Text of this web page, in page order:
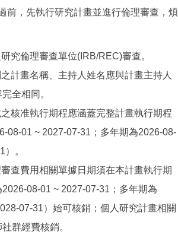
前，先執行研究計畫並進行倫理審查，煩
究倫理審查單位(IRB/REC)審查。
計畫名稱、主持人姓名應與計畫主持人
全相同。
核准執行期程應涵蓋完整計畫執行期程
08-01 ~ 2027-07-31；多年期為2026-08-
。
查費用相關單據日期須在本計畫執行期
08-01 ~ 2027-07-31；多年期為
07-31）始可核銷；個人研究計畫相關
群經費核銷。